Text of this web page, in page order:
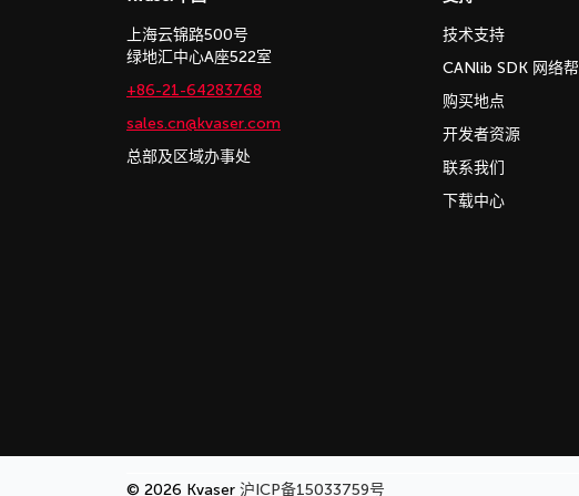
上海云锦路500号
绿地汇中心A座522室
+86-21-64283768
sales.cn@kvaser.com
总部及区域办事处
技术支持
CANlib SDK 网络
购买地点
开发者资源
联系我们
下载中心
© 2026 Kvaser 沪ICP备15033759号